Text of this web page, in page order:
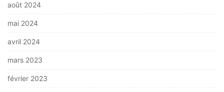
août 2024
mai 2024
avril 2024
mars 2023
février 2023